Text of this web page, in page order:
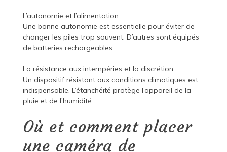
L’autonomie et l’alimentation
Une bonne autonomie est essentielle pour éviter de
changer les piles trop souvent. D’autres sont équipés
de batteries rechargeables.
La résistance aux intempéries et la discrétion
Un dispositif résistant aux conditions climatiques est
indispensable. L’étanchéité protège l’appareil de la
pluie et de l’humidité.
Où et comment placer
une caméra de